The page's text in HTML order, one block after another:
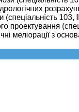
(спеціальність 103,
проектування
меліорації з